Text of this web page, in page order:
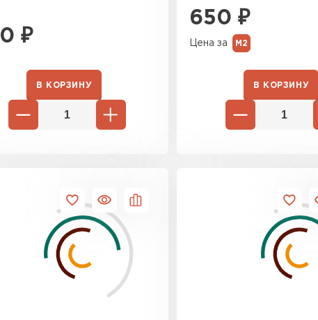
₽
В КОРЗИНУ
650 ₽
Цена за М2
В КОРЗИНУ